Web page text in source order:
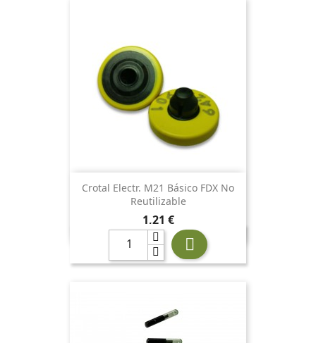
Crotal Electr. M21 Básico FDX No
Reutilizable
Precio
1,21 €
